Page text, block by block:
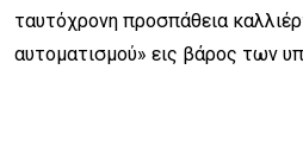
ταυτόχρονη προσπάθεια
αυτοματισμού» εις βάρος των